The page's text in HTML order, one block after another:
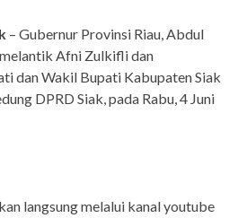
– Gubernur Provinsi Riau, Abdul
Afni Zulkifli dan
dan Wakil Bupati Kabupaten Siak
DPRD Siak, pada Rabu, 4 Juni
langsung melalui kanal youtube